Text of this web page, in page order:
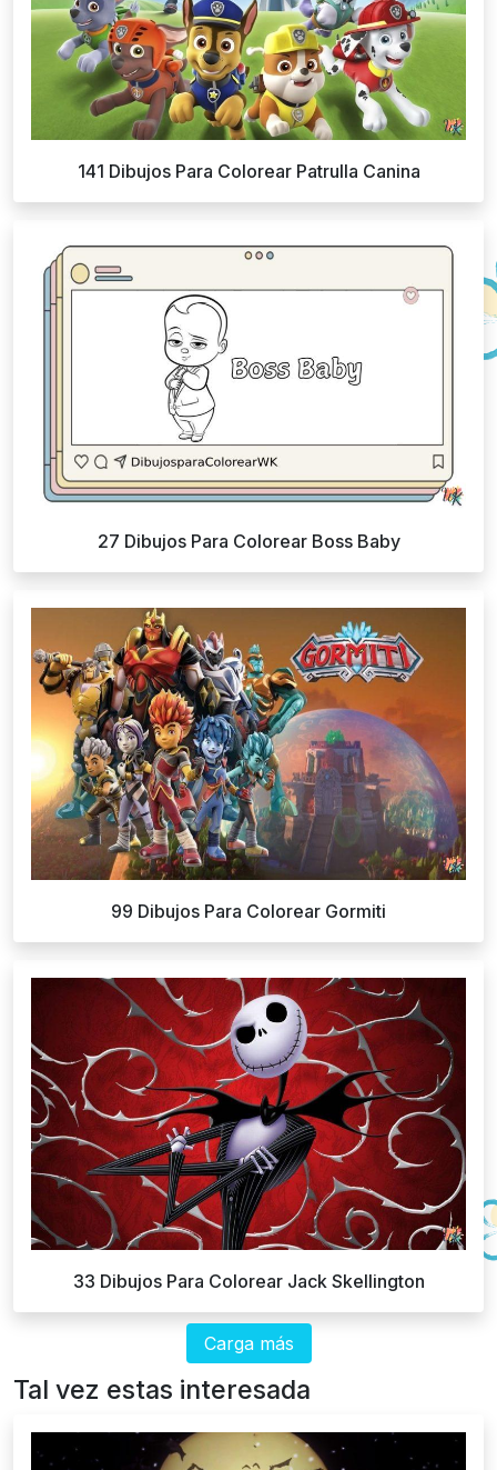
141 Dibujos Para Colorear Patrulla Canina
27 Dibujos Para Colorear Boss Baby
99 Dibujos Para Colorear Gormiti
33 Dibujos Para Colorear Jack Skellington
Carga más
Tal vez estas interesada